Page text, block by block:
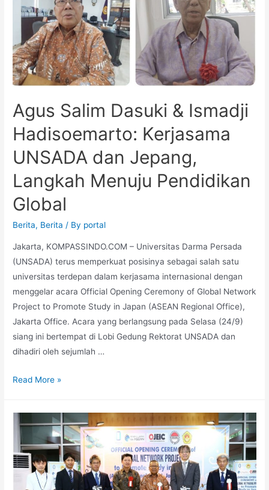
Agus Salim Dasuki & Ismadji
Hadisoemarto: Kerjasama
UNSADA dan Jepang,
Langkah Menuju Pendidikan
Global
Berita, Berita / By portal
Jakarta, KOMPASSINDO.COM – Universitas Darma Persada
(UNSADA) terus memperkuat posisinya sebagai salah satu
universitas terdepan dalam kerjasama internasional dengan
menggelar acara Official Opening Ceremony of Global Network
Project to Promote Study in Japan (ASEAN Regional Office),
Jakarta Office. Acara yang berlangsung pada Selasa (24/9)
siang ini bertempat di Lobi Gedung Rektorat UNSADA dan
dihadiri oleh sejumlah …
Read More »